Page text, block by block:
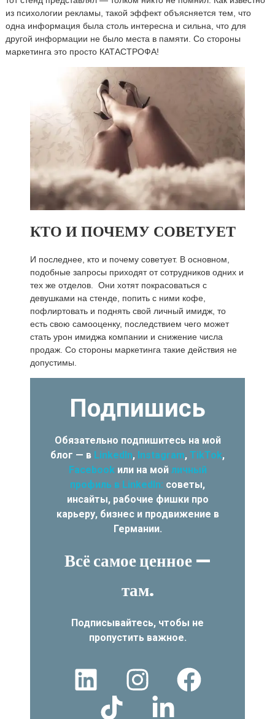
из психологии рекламы, такой эффект объясняется тем, что
одна информация была столь интересна и сильна, что для
другой информации не было места в памяти. Со стороны
маркетинга это просто КАТАСТРОФА!
КТО И ПОЧЕМУ СОВЕТУЕТ
И последнее, кто и почему советует. В основном,
подобные запросы приходят от сотрудников одних и
тех же отделов. Они хотят покрасоваться с
девушками на стенде, попить с ними кофе,
пофлиртовать и поднять свой личный имидж, то
есть свою самооценку, последствием чего может
стать урон имиджа компании и снижение числа
продаж. Со стороны маркетинга такие действия не
допустимы.
Подпишись
Обязательно подпишитесь на мой
блог — в LinkedIn, Instagram, TikTok,
Facebookили на мой личный
профиль в LinkedIn: советы,
инсайты, рабочие фишки про
карьеру, бизнес и продвижение в
Германии.
Всё самое ценное —
там.
Подписывайтесь, чтобы не
пропустить важное.